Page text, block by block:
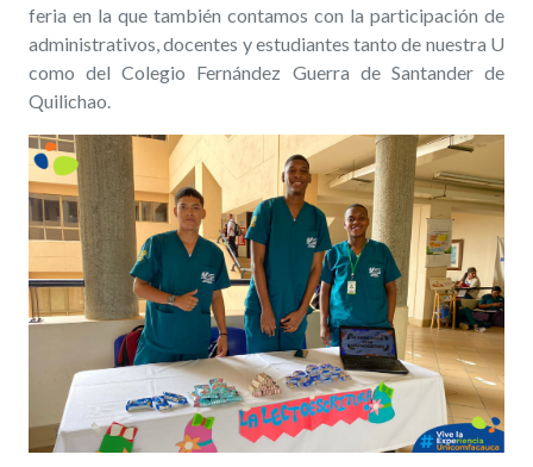
feria en la que también contamos con la participación de
administrativos, docentes y estudiantes tanto de nuestra U
como del Colegio Fernández Guerra de Santander de
Quilichao.